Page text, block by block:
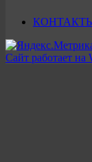
Сайт работает на